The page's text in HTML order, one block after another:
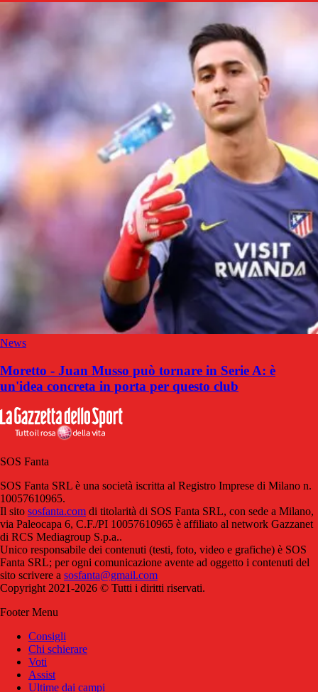
News
Moretto - Juan Musso può tornare in Serie A: è
un'idea concreta in porta per questo club
SOS Fanta
SOS Fanta SRL è una società iscritta al Registro Imprese di Milano n.
10057610965.
Il sito sosfanta.com di titolarità di SOS Fanta SRL, con sede a Milano,
via Paleocapa 6, C.F./PI 10057610965 è affiliato al network Gazzanet
di RCS Mediagroup S.p.a..
Unico responsabile dei contenuti (testi, foto, video e grafiche) è SOS
Fanta SRL; per ogni comunicazione avente ad oggetto i contenuti del
sito scrivere a sosfanta@gmail.com
Copyright 2021-2026 © Tutti i diritti riservati.
Footer Menu
Consigli
Chi schierare
Voti
Assist
Ultime dai campi